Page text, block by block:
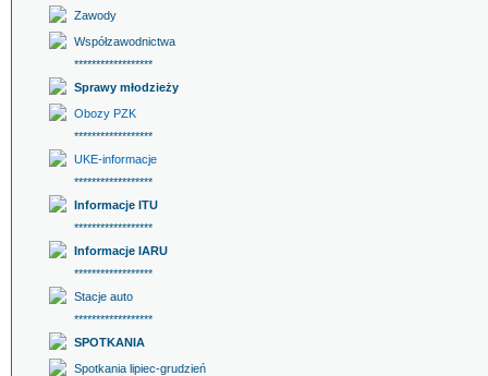
Zawody
Współzawodnictwa
******************
Sprawy młodzieży
Obozy PZK
******************
UKE-informacje
******************
Informacje ITU
******************
Informacje IARU
******************
Stacje auto
******************
SPOTKANIA
Spotkania lipiec-grudzień